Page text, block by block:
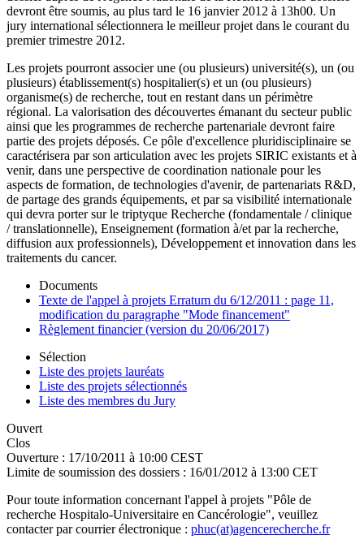
devront être soumis, au plus tard le 16 janvier 2012 à 13h00. Un
jury international sélectionnera le meilleur projet dans le courant du
premier trimestre 2012.
Les projets pourront associer une (ou plusieurs) université(s), un (ou
plusieurs) établissement(s) hospitalier(s) et un (ou plusieurs)
organisme(s) de recherche, tout en restant dans un périmètre
régional. La valorisation des découvertes émanant du secteur public
ainsi que les programmes de recherche partenariale devront faire
partie des projets déposés. Ce pôle d'excellence pluridisciplinaire se
caractérisera par son articulation avec les projets SIRIC existants et à
venir, dans une perspective de coordination nationale pour les
aspects de formation, de technologies d'avenir, de partenariats R&D,
de partage des grands équipements, et par sa visibilité internationale
qui devra porter sur le triptyque Recherche (fondamentale / clinique
/ translationnelle), Enseignement (formation à/et par la recherche,
diffusion aux professionnels), Développement et innovation dans les
traitements du cancer.
Documents
Texte de l'appel à projets Erratum du 6/12/2011 : page 11,
modification du paragraphe "Mode financement"
Règlement financier (version du 20/06/2017)
Sélection
Liste des projets lauréats
Liste des projets sélectionnés
Liste des membres du Jury
Ouvert
Clos
Ouverture : 17/10/2011 à 10:00 CEST
Limite de soumission des dossiers : 16/01/2012 à 13:00 CET
Pour toute information concernant l'appel à projets "Pôle de
recherche Hospitalo-Universitaire en Cancérologie", veuillez
contacter par courrier électronique : phuc(at)agencerecherche.fr